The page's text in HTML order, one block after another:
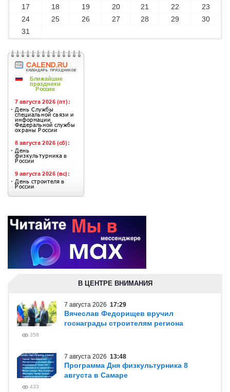
17 18 19 20 21 22
23
24
25 26 27 28 29
30
31
В ЦЕНТРЕ ВНИМАНИЯ
7 августа 2026 17:29
Вячеслав Федорищев вручил
госнаграды строителям региона
358
7 августа 2026 13:48
Программа Дня физкультурника 8
августа в Самаре
433